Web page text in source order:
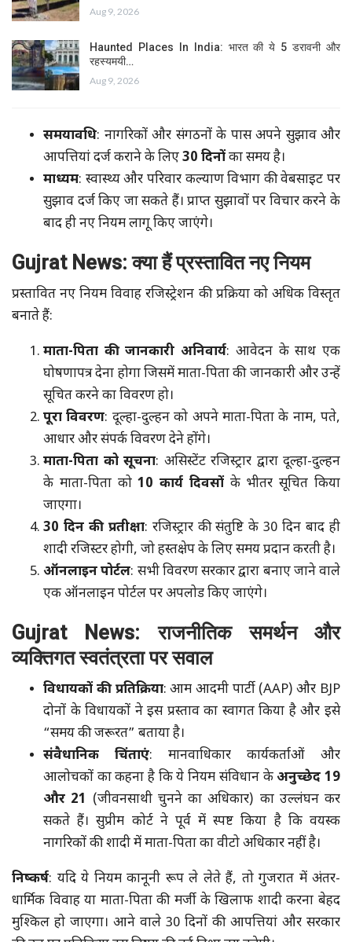
Aug 9, 2026
Haunted Places In India: भारत की ये 5 डरावनी और
रहस्यमयी…
Aug 9, 2026
समयावधि: नागरिकों और संगठनों के पास अपने सुझाव और
आपत्तियां दर्ज कराने के लिए30 दिनोंका समय है।
माध्यम: स्वास्थ्य और परिवार कल्याण विभाग की वेबसाइट पर
सुझाव दर्ज किए जा सकते हैं। प्राप्त सुझावों पर विचार करने के
बाद ही नए नियम लागू किए जाएंगे।
Gujrat News: क्या हैं प्रस्तावित नए नियम
प्रस्तावित नए नियम विवाह रजिस्ट्रेशन की प्रक्रिया को अधिक विस्तृत
बनाते हैं:
माता-पिता की जानकारी अनिवार्य: आवेदन के साथ एक
घोषणापत्र देना होगा जिसमें माता-पिता की जानकारी और उन्हें
सूचित करने का विवरण हो।
पूरा विवरण: दूल्हा-दुल्हन को अपने माता-पिता के नाम, पते,
आधार और संपर्क विवरण देने होंगे।
माता-पिता को सूचना: असिस्टेंट रजिस्ट्रार द्वारा दूल्हा-दुल्हन
के माता-पिता को10 कार्य दिवसोंके भीतर सूचित किया
जाएगा।
30 दिन की प्रतीक्षा: रजिस्ट्रार की संतुष्टि के 30 दिन बाद ही
शादी रजिस्टर होगी, जो हस्तक्षेप के लिए समय प्रदान करती है।
ऑनलाइन पोर्टल: सभी विवरण सरकार द्वारा बनाए जाने वाले
एक ऑनलाइन पोर्टल पर अपलोड किए जाएंगे।
Gujrat News: राजनीतिक समर्थन और
व्यक्तिगत स्वतंत्रता पर सवाल
विधायकों की प्रतिक्रिया: आम आदमी पार्टी (AAP) और BJP
दोनों के विधायकों ने इस प्रस्ताव का स्वागत किया है और इसे
“समय की जरूरत” बताया है।
संवैधानिक चिंताएं: मानवाधिकार कार्यकर्ताओं और
आलोचकों का कहना है कि ये नियम संविधान केअनुच्छेद 19
और 21 (जीवनसाथी चुनने का अधिकार) का उल्लंघन कर
सकते हैं। सुप्रीम कोर्ट ने पूर्व में स्पष्ट किया है कि वयस्क
नागरिकों की शादी में माता-पिता का वीटो अधिकार नहीं है।
निष्कर्ष: यदि ये नियम कानूनी रूप ले लेते हैं, तो गुजरात में अंतर-
धार्मिक विवाह या माता-पिता की मर्जी के खिलाफ शादी करना बेहद
मुश्किल हो जाएगा। आने वाले 30 दिनों की आपत्तियां और सरकार